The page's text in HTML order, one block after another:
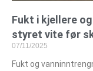
Fukt i kjellere
styret vite før
07/11/2025
Fukt og